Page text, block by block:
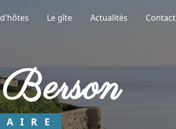
Le gîte Actualités Contact
Berson